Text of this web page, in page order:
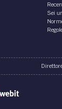
Sei